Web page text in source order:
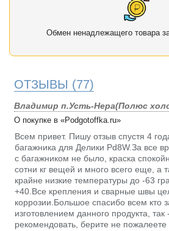
Обмен ненадлежащего товара
ОТЗЫВЫ (77)
Владимир п.Усть-Нера(Полюс
О покупке в «Podgotoffka.ru»
Всем привет. Пишу отзыв спустя 4
багажника для Делики Pd8W.За все
с багажником не было, краска
сотни кг вещей и много всего еще, а
крайне низкие температуры до -63
+40.Все крепления и сварные швы
коррозии.Большое спасибо всем кто
изготовлением данного продукта, так
рекомендовать, берите не пожалеете